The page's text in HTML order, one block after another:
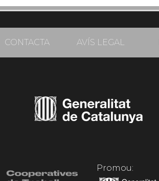
CONTACTA AVÍS LEGAL
Promou: